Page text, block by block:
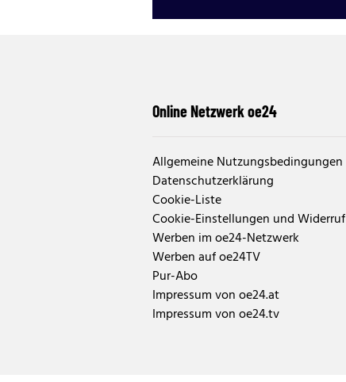
Online Netzwerk oe24
Allgemeine Nutzungsbedingungen
Datenschutzerklärung
Cookie-Liste
Cookie-Einstellungen und Widerruf
Werben im oe24-Netzwerk
Werben auf oe24TV
Pur-Abo
Impressum von oe24.at
Impressum von oe24.tv